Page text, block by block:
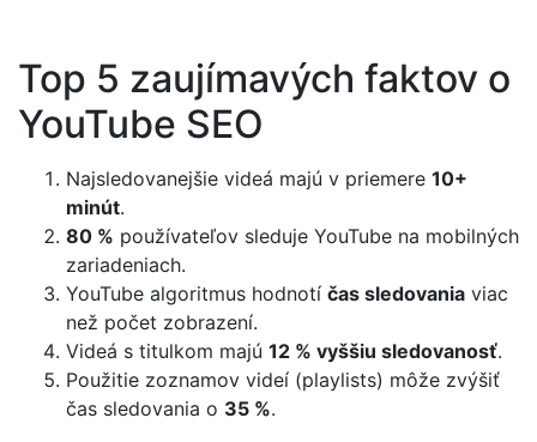
Top 5 zaujímavých faktov o
YouTube SEO
Najsledovanejšie videá majú v priemere 10+
minút.
80 % používateľov sleduje YouTube na mobilných
zariadeniach.
YouTube algoritmus hodnotí čas sledovania viac
než počet zobrazení.
Videá s titulkom majú 12 % vyššiu sledovanosť.
Použitie zoznamov videí (playlists) môže zvýšiť
čas sledovania o 35 %.